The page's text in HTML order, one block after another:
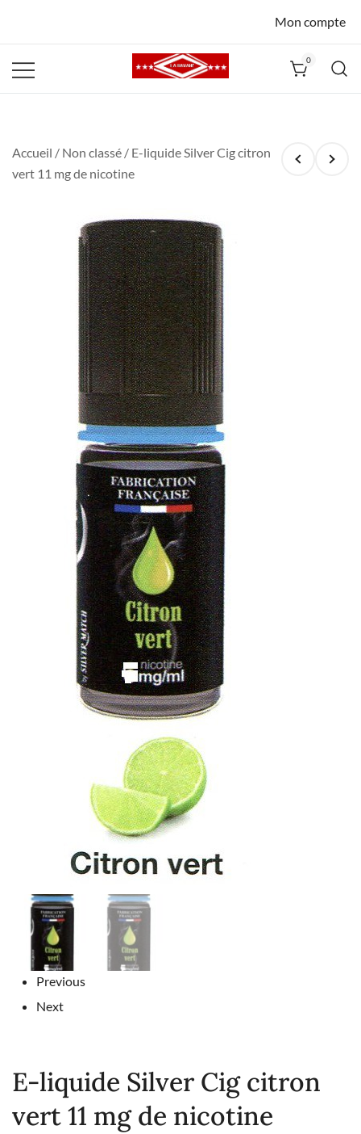
Mon compte
0
Accueil / Non classé / E-liquide Silver Cig citron
vert 11 mg de nicotine
Previous
Next
E-liquide Silver Cig citron
vert 11 mg de nicotine